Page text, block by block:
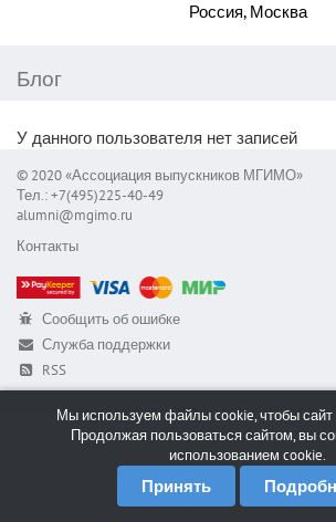
Россия, Москва
Блог
У данного пользователя нет записей
© 2020 «Ассоциация выпускников МГИМО»
Тел.: +7(495)225-40-49
alumni@mgimo.ru
Контакты
Сообщить об ошибке
Служба поддержки
RSS
Мы используем файлы cookie, чтобы
Продолжая пользоваться сайтом, вы
использованием cookie.
Принять